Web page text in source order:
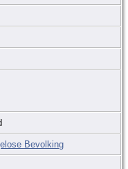
Bevolking